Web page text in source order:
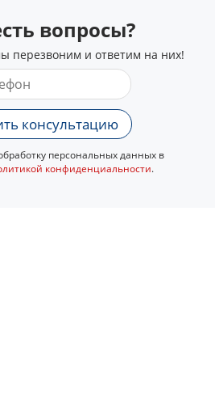
вопросы?
перезвоним и ответим на них!
консультацию
персональных данных в
конфиденциальности.